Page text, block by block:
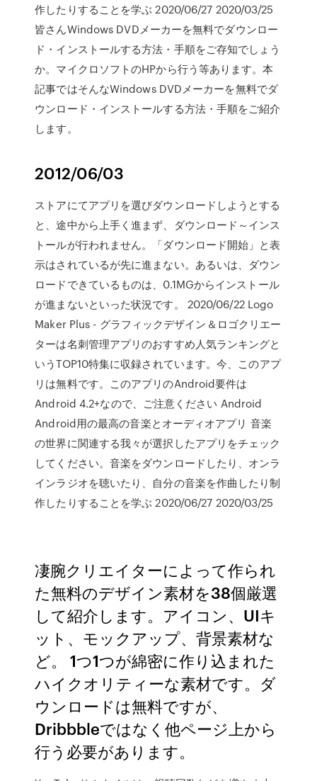
作したりすることを学ぶ 2020/06/27 2020/03/25
皆さんWindows DVDメーカーを無料でダウンロー
ド・インストールする方法・手順をご存知でしょう
か。マイクロソフトのHPから行う等あります。本
記事ではそんなWindows DVDメーカーを無料でダ
ウンロード・インストールする方法・手順をご紹介
します。
2012/06/03
ストアにてアプリを選びダウンロードしようとする
と、途中から上手く進まず、ダウンロード～インス
トールが行われません。「ダウンロード開始」と表
示はされているが先に進まない。あるいは、ダウン
ロードできているものは、0.1MGからインストール
が進まないといった状況です。 2020/06/22 Logo
Maker Plus - グラフィックデザイン＆ロゴクリエー
ターは名刺管理アプリのおすすめ人気ランキングと
いうTOP10特集に収録されています。今、このアプ
リは無料です。このアプリのAndroid要件は
Android 4.2+なので、ご注意ください Android
Android用の最高の音楽とオーディオアプリ 音楽
の世界に関連する我々が選択したアプリをチェック
してください。音楽をダウンロードしたり、オンラ
インラジオを聴いたり、自分の音楽を作曲したり制
作したりすることを学ぶ 2020/06/27 2020/03/25
凄腕クリエイターによって作られ
た無料のデザイン素材を38個厳選
して紹介します。アイコン、UIキ
ット、モックアップ、背景素材な
ど。 1つ1つが綿密に作り込まれた
ハイクオリティーな素材です。ダ
ウンロードは無料ですが、
Dribbbleではなく他ページ上から
行う必要があります。